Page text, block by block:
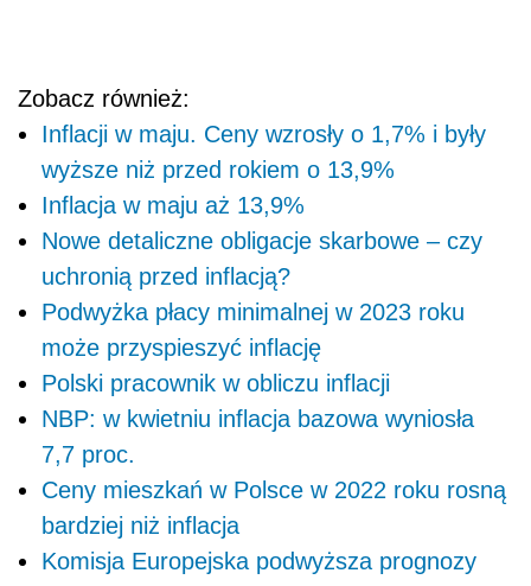
Zobacz również:
Inflacji w maju. Ceny wzrosły o 1,7% i były
wyższe niż przed rokiem o 13,9%
Inflacja w maju aż 13,9%
Nowe detaliczne obligacje skarbowe – czy
uchronią przed inflacją?
Podwyżka płacy minimalnej w 2023 roku
może przyspieszyć inflację
Polski pracownik w obliczu inflacji
NBP: w kwietniu inflacja bazowa wyniosła
7,7 proc.
Ceny mieszkań w Polsce w 2022 roku rosną
bardziej niż inflacja
Komisja Europejska podwyższa prognozy